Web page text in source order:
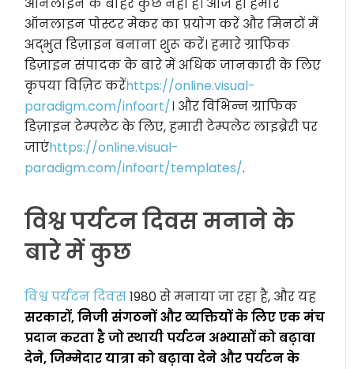
ऑनलाइन पोस्टर मेकर का प्रयोग करें और मिनटों में
अद्भुत डिज़ाइन बनाना शुरू करें। हमारे ग्राफिक
डिज़ाइन संपादक के बारे में अधिक जानकारी के लिए
कृपया विज़िट करेंhttps://online.visual-
paradigm.com/infoart/। और विभिन्न ग्राफिक
डिज़ाइन टेम्पलेट के लिए, हमारी टेम्पलेट लाइब्रेरी पर
जाएंhttps://online.visual-
paradigm.com/infoart/templates/.
विश्व पर्यटन दिवस मनाने के
बारे में कुछ
विश्व पर्यटन दिवस1980 से मनाया जा रहा है, और यह
सरकारों, निजी संगठनों और व्यक्तियों के लिए एक मंच
प्रदान करता है जो स्थायी पर्यटन अभ्यासों को बढ़ावा
देने, जिम्मेदार यात्रा को बढ़ावा देने और पर्यटन के